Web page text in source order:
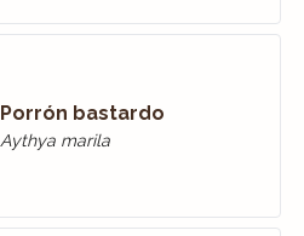
Porrón bastardo
Aythya marila